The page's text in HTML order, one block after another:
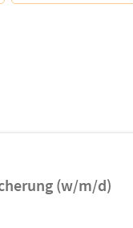
(w⁠/⁠m⁠/⁠d)